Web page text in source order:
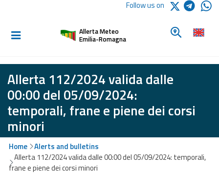
Informed and
Alerts and
Bulletins
Weather
Alerts and
Bulletins
Avalanche
Follow us on
Allerta Meteo
Emilia-Romagna
Look for a
Allerta 112/2024 valida dalle
00:00 del 05/09/2024:
temporali, frane e piene dei corsi
minori
Home
Alerts and bulletins
Allerta 112/2024 valida dalle 00:00 del 05/09/2024: temporali,
frane e piene dei corsi minori